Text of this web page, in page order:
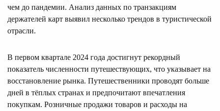
чем до пандемии. Анализ данных по транзакциям
держателей карт выявил несколько трендов в туристической
отрасли.
В первом квартале 2024 года достигнут рекордный
показатель численности путешествующих, что указывает на
восстановление рынка. Путешественники проводят больше
дней в тёплых странах и предпочитают впечатления
покупкам. Розничные продажи товаров и расходы на